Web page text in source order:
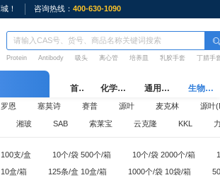
！ 咨询热线： 400-630-1090
Protein Antibody 吸头 离心管 培养皿 乳胶手套 丁腈手
首页 化学试剂 通用耗材 生物耗材
罗恩 塞莫诗 赛普 源叶 麦克林 源叶
湘玻 SAB 索莱宝 云克隆 KKL
100支/盒 10个/袋 500个/箱 10个/袋 2000个/箱
盒/箱 125条/盒 10盒/箱 1000个/袋 10袋/箱